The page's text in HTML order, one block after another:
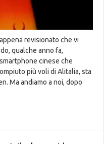
revisionato che vi
qualche anno fa,
cinese che
più voli di Alitalia, sta
Ma andiamo a noi, dopo